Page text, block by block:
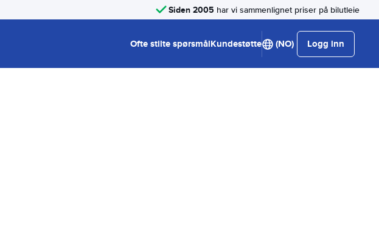
Siden 2005 har vi sammenlignet priser på bilutleie
Ofte stilte spørsmålKundestøtte (NO) Logg inn